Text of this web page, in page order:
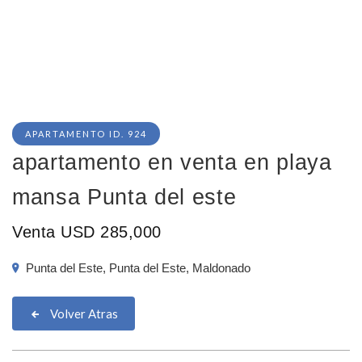
APARTAMENTO ID. 924
apartamento en venta en playa
mansa Punta del este
Venta USD 285,000
Punta del Este, Punta del Este, Maldonado
Volver Atras